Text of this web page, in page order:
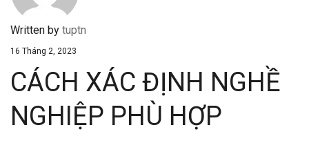
Written by tuptn
16 Tháng 2, 2023
CÁCH XÁC ĐỊNH NGHỀ
NGHIỆP PHÙ HỢP